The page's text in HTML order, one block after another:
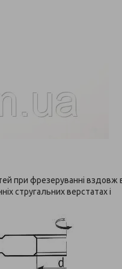
при фрезеруванні вздовж
стругальних верстатах і